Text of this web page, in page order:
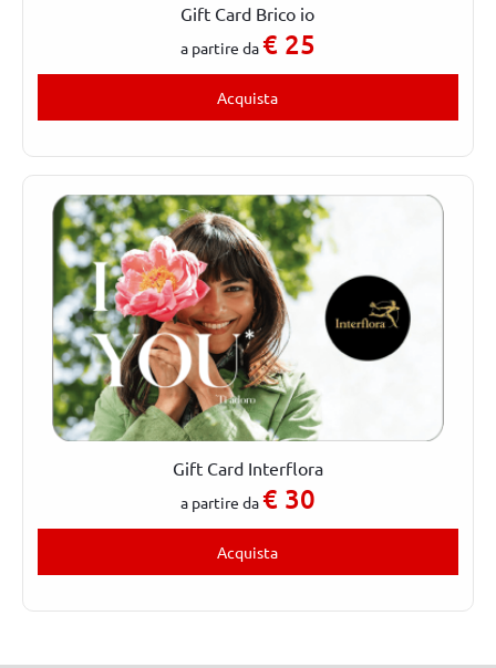
Gift Card Brico io
a partire da€ 25
Acquista
Gift Card Interflora
a partire da€ 30
Acquista